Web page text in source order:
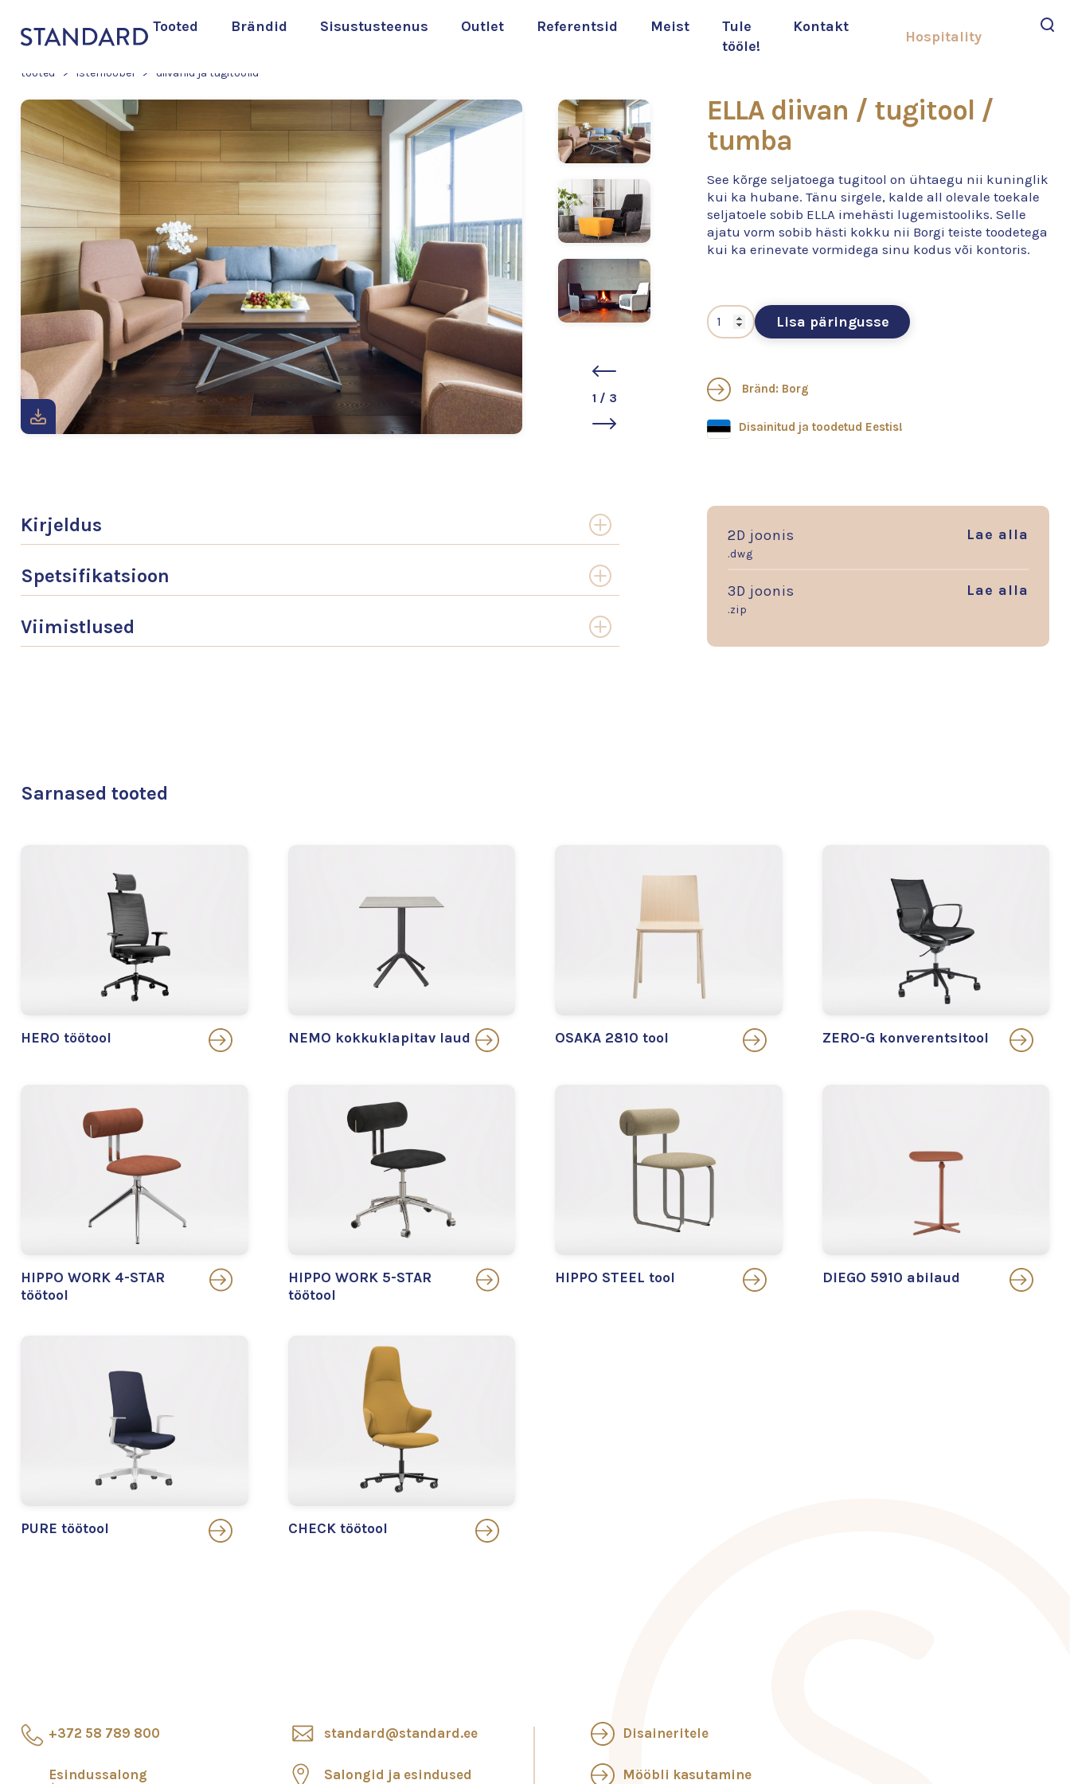
Tooted Brändid Sisustusteenus Outlet Referentsid Meist
Tule
tööle!
Kontakt
Hospitality
tooted > istemööbel > diivanid ja tugitoolid
1 / 3
ELLA diivan / tugitool /
tumba
See kõrge seljatoega tugitool on ühtaegu nii kuninglik
kui ka hubane. Tänu sirgele, kalde all olevale toekale
seljatoele sobib ELLA imehästi lugemistooliks. Selle
ajatu vorm sobib hästi kokku nii Borgi teiste toodetega
kui ka erinevate vormidega sinu kodus või kontoris.
Lisa päringusse
Bränd: Borg
Disainitud ja toodetud Eestis!
Kirjeldus
Spetsifikatsioon
Viimistlused
2D joonis Lae alla
.dwg
3D joonis Lae alla
.zip
Sarnased tooted
HERO töötool NEMO kokkuklapitav laud OSAKA 2810 tool ZERO-G konverentsitool
HIPPO WORK 4-STAR
töötool
HIPPO WORK 5-STAR
töötool
HIPPO STEEL tool DIEGO 5910 abilaud
PURE töötool CHECK töötool
+372 58 789 800
Esindussalong
standard@standard.ee
Salongid ja esindused
Disaineritele
Mööbli kasutamine